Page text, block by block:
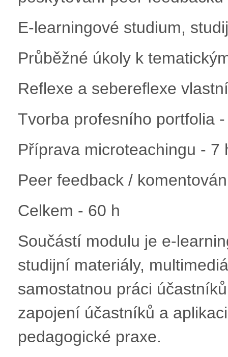
E-learningové studium,
Průběžné úkoly k
Reflexe a sebereflexe
Tvorba profesního portfolia
Příprava microteachingu - 7
Peer feedback /
Celkem - 60 h
Součástí modulu je e-
studijní materiály,
samostatnou práci
zapojení účastníků a
pedagogické praxe.